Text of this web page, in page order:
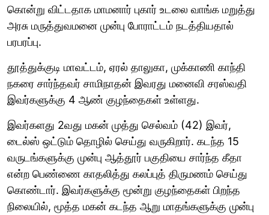
கொன்று விட்டதாக மாமனார் புகார் உடலை வாங்க மறுத்து
அரசு மருத்துவமனை முன்பு போராட்டம் நடத்தியதால்
பரபரப்பு.
தூத்துக்குடி மாவட்டம், ஏரல் தாலுகா, முக்காணி காந்தி
நகரை சார்ந்தவர் சாமிநாதன் இவரது மனைவி சரஸ்வதி
இவர்களுக்கு 4 ஆண் குழந்தைகள் உள்ளது.
இவர்களது 2வது மகன் முத்து செல்வம் (42) இவர்,
டைல்ஸ் ஒட்டும் தொழில் செய்து வருகிறார். கடந்த 15
வருடங்களுக்கு முன்பு ஆத்தூர் பகுதியை சார்ந்த கீதா
என்ற பெண்ணை காதலித்து கலப்புத் திருமணம் செய்து
கொண்டார். இவர்களுக்கு மூன்று குழந்தைகள் பிறந்த
நிலையில், மூத்த மகன் கடந்த ஆறு மாதங்களுக்கு முன்பு